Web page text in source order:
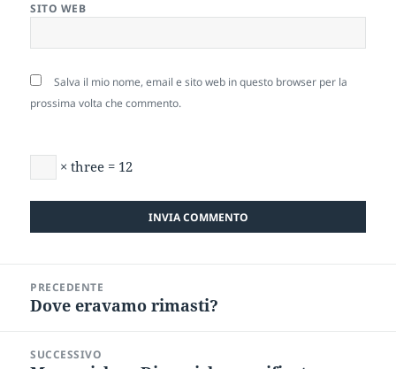
SITO WEB
Salva il mio nome, email e sito web in questo browser per la
prossima volta che commento.
× three = 12
articoliPRECEDENTE
Articolo
Dove eravamo rimasti?
SUCCESSIVO